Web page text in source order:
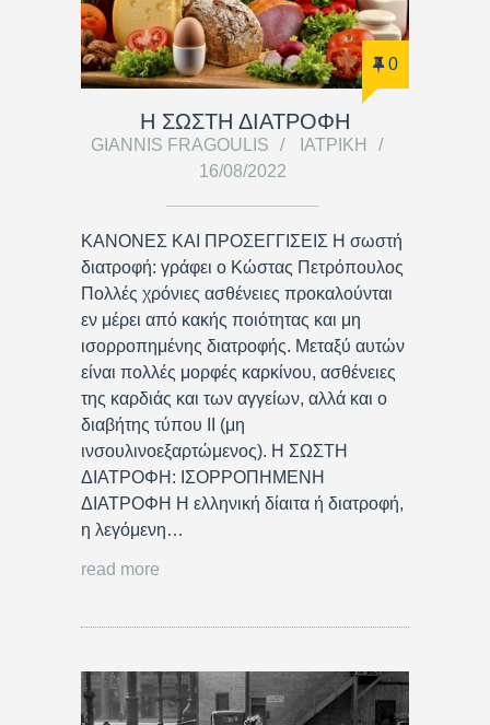
0
Η ΣΩΣΤΗ ΔΙΑΤΡΟΦΗ
GIANNIS FRAGOULIS
ΙΑΤΡΙΚΉ
16/08/2022
ΚΑΝΟΝΕΣ ΚΑΙ ΠΡΟΣΕΓΓΙΣΕΙΣ Η σωστή
διατροφή: γράφει ο Κώστας Πετρόπουλος
Πολλές χρόνιες ασθένειες προκαλούνται
εν μέρει από κακής ποιότητας και μη
ισορροπημένης διατροφής. Μεταξύ αυτών
είναι πολλές μορφές καρκίνου, ασθένειες
της καρδιάς και των αγγείων, αλλά και ο
διαβήτης τύπου ΙΙ (μη
ινσουλινοεξαρτώμενος). Η ΣΩΣΤΗ
ΔΙΑΤΡΟΦΗ: ΙΣΟΡΡΟΠΗΜΕΝΗ
ΔΙΑΤΡΟΦΗ Η ελληνική δίαιτα ή διατροφή,
η λεγόμενη…
read more